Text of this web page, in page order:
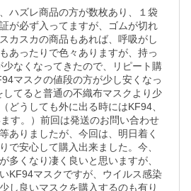
ハズレ商品の方が数枚あり、１袋
が必ず入ってますが、ゴムが切れ
カスカの商品もあれば、呼吸がし
あったりで色々ありますが、持っ
なくなってきたので、リピート購
マスクの値段の方が少し安くなっ
てると普通の不織布マスクより少
どうしても外に出る時にはKF94、
す。）前回は発送のお問い合わせ
ありましたが、今回は、明日着く
で安心して購入出来ました。今、
多くなり凄く良いと思いますが、
KF94マスクですが、ウイルス感染
し良いマスクを購入するのも有り